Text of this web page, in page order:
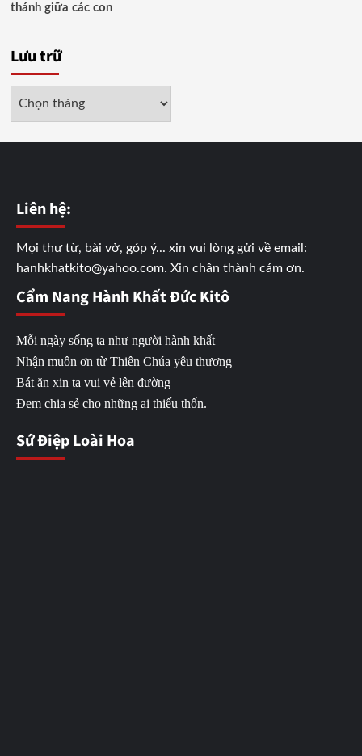
thánh giữa các con
Lưu trữ
Liên hệ:
Mọi thư từ, bài vở, góp ý... xin vui lòng gửi về email:
hanhkhatkito@yahoo.com. Xin chân thành cám ơn.
Cẩm Nang Hành Khất Đức Kitô
Mỗi ngày sống ta như người hành khất
Nhận muôn ơn từ Thiên Chúa yêu thương
Bát ăn xin ta vui vẻ lên đường
Đem chia sẻ cho những ai thiếu thốn.
Sứ Điệp Loài Hoa